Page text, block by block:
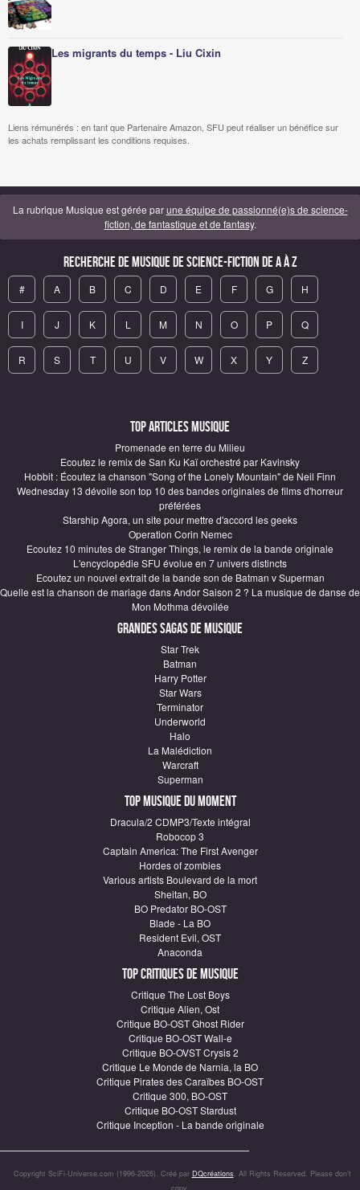
Les migrants du temps - Liu Cixin
Liens rémunérés : en tant que Partenaire Amazon, SFU peut réaliser un bénéfice sur
les achats remplissant les conditions requises.
La rubrique Musique est gérée parune équipe de passionné(e)s de science-
fiction, de fantastique et de fantasy.
Recherche de Musique de science-fiction de A à Z
# A B C D E F G H
I J K L M N O P Q
R S T U V W X Y Z
Top articles Musique
Promenade en terre du Milieu
Ecoutez le remix de San Ku Kaï orchestré par Kavinsky
Hobbit : Écoutez la chanson "Song of the Lonely Mountain" de Neil Finn
Wednesday 13 dévoile son top 10 des bandes originales de films d'horreur
préférées
Starship Agora, un site pour mettre d'accord les geeks
Operation Corin Nemec
Ecoutez 10 minutes de Stranger Things, le remix de la bande originale
L'encyclopédie SFU évolue en 7 univers distincts
Ecoutez un nouvel extrait de la bande son de Batman v Superman
Quelle est la chanson de mariage dans Andor Saison 2 ? La musique de danse de
Mon Mothma dévoilée
Grandes sagas de Musique
Star Trek
Batman
Harry Potter
Star Wars
Terminator
Underworld
Halo
La Malédiction
Warcraft
Superman
Top Musique du moment
Dracula/2 CDMP3/Texte intégral
Robocop 3
Captain America: The First Avenger
Hordes of zombies
Various artists Boulevard de la mort
Sheitan, BO
BO Predator BO-OST
Blade - La BO
Resident Evil, OST
Anaconda
Top critiques de Musique
Critique The Lost Boys
Critique Alien, Ost
Critique BO-OST Ghost Rider
Critique BO-OST Wall-e
Critique BO-OVST Crysis 2
Critique Le Monde de Narnia, la BO
Critique Pirates des Caraïbes BO-OST
Critique 300, BO-OST
Critique BO-OST Stardust
Critique Inception - La bande originale
Copyright SciFi-Universe.com (1996-2026). Créé par DQcréations. All Rights Reserved. Please don’t